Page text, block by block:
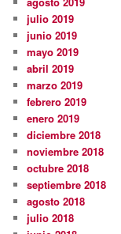
julio 2019
junio 2019
mayo 2019
abril 2019
marzo 2019
febrero 2019
enero 2019
diciembre 2018
noviembre 2018
octubre 2018
septiembre 2018
agosto 2018
julio 2018